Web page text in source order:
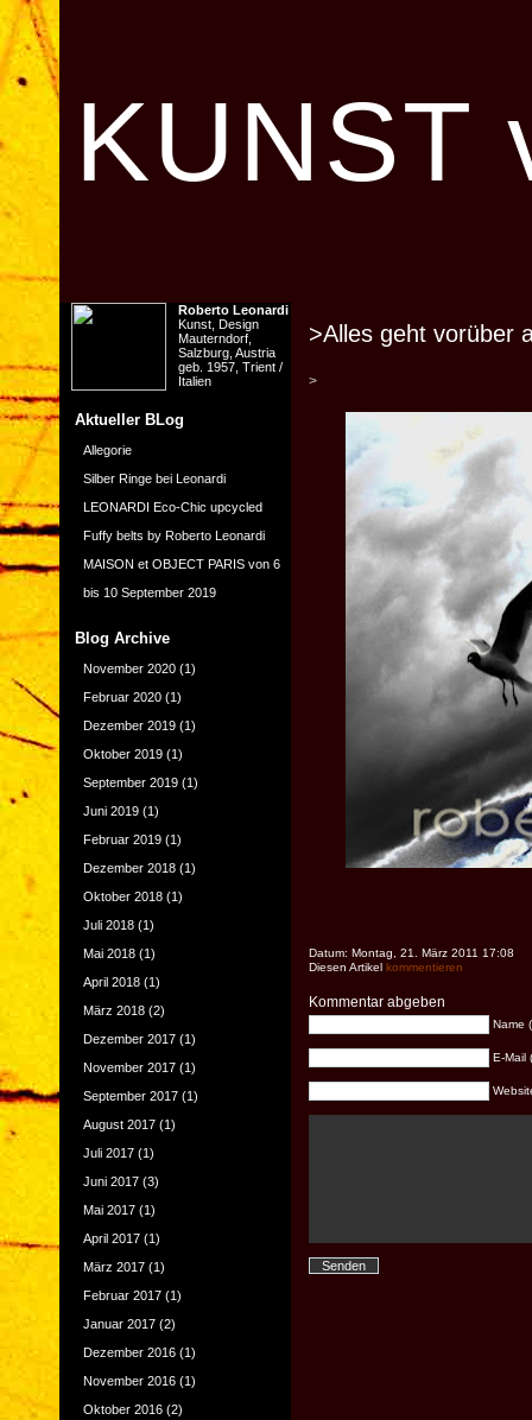
KUNST
>Alles geht vorüber
>
Datum: Montag, 21. März 2011 17:08
Diesen Artikel kommentieren
Kommentar abgeben
Name
E-Mail
Roberto Leonardi
Kunst, Design
Mauterndorf,
Salzburg, Austria
geb. 1957, Trient /
Italien
Aktueller BLog
Allegorie
Silber Ringe bei Leonardi
LEONARDI Eco-Chic upcycled
Fuffy belts by Roberto Leonardi
MAISON et OBJECT PARIS von 6
bis 10 September 2019
Blog Archive
November 2020 (1)
Februar 2020 (1)
Dezember 2019 (1)
Oktober 2019 (1)
September 2019 (1)
Juni 2019 (1)
Februar 2019 (1)
Dezember 2018 (1)
Oktober 2018 (1)
Juli 2018 (1)
Mai 2018 (1)
April 2018 (1)
März 2018 (2)
Dezember 2017 (1)
November 2017 (1)
September 2017 (1)
August 2017 (1)
Juli 2017 (1)
Juni 2017 (3)
Mai 2017 (1)
April 2017 (1)
März 2017 (1)
Februar 2017 (1)
Januar 2017 (2)
Dezember 2016 (1)
November 2016 (1)
Oktober 2016 (2)